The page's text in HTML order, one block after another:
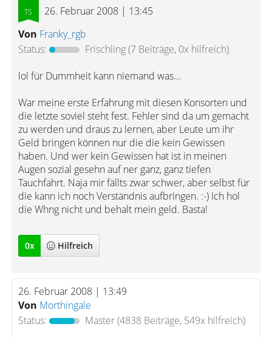
26. Februar 2008 | 13:45
Von Franky_rgb
Status:
Frischling(7 Beiträge, 0x hilfreich)
lol für Dummheit kann niemand was...
War meine erste Erfahrung mit diesen Konsorten und
die letzte soviel steht fest. Fehler sind da um gemacht
zu werden und draus zu lernen, aber Leute um ihr
Geld bringen können nur die die kein Gewissen
haben. Und wer kein Gewissen hat ist in meinen
Augen sozial gesehn auf ner ganz, ganz tiefen
Tauchfahrt. Naja mir fällts zwar schwer, aber selbst für
die kann ich noch Verständnis aufbringen. :-) Ich hol
die Whng nicht und behalt mein geld. Basta!
0x Hilfreich
26. Februar 2008 | 13:49
Von Morthingale
Status:
Master(4838 Beiträge, 549x hilfreich)